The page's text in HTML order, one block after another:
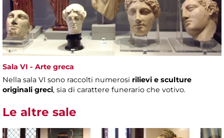
Sala VI - Arte greca
Nella sala VI sono raccolti numerosi rilievi e sculture
originali greci, sia di carattere funerario che votivo.
Le altre sale